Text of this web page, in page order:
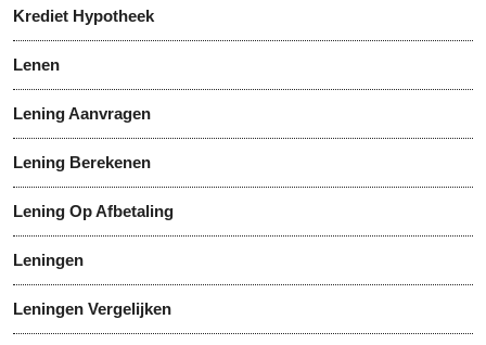
Krediet Hypotheek
Lenen
Lening Aanvragen
Lening Berekenen
Lening Op Afbetaling
Leningen
Leningen Vergelijken